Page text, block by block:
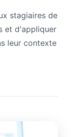
stagiaires de
et d'appliquer
leur contexte